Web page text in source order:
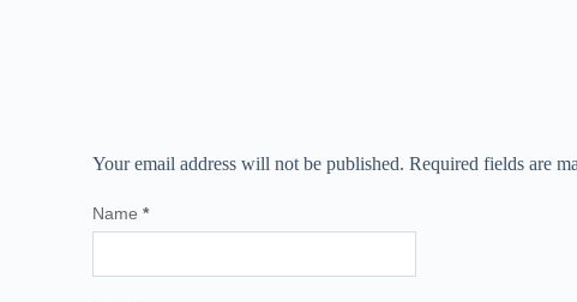
Your email address will not be published. Required fields are
Name *